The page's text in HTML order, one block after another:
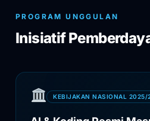
PROGRAM UNGGULAN
Inisiatif
KEBIJAKAN NASIONAL 2025/